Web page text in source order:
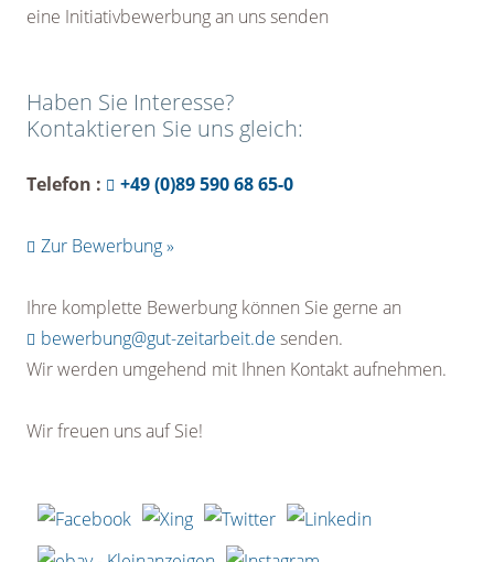
eine Initiativbewerbung an uns senden
Haben Sie Interesse?
Kontaktieren Sie uns gleich:
Telefon : +49 (0)89 590 68 65-0
Zur Bewerbung »
Ihre komplette Bewerbung können Sie gerne an
bewerbung@gut-zeitarbeit.de senden.
Wir werden umgehend mit Ihnen Kontakt aufnehmen.
Wir freuen uns auf Sie!